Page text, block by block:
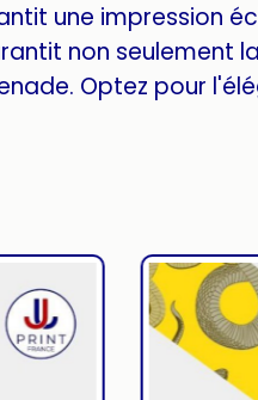
une impression
non seulement
Optez pour